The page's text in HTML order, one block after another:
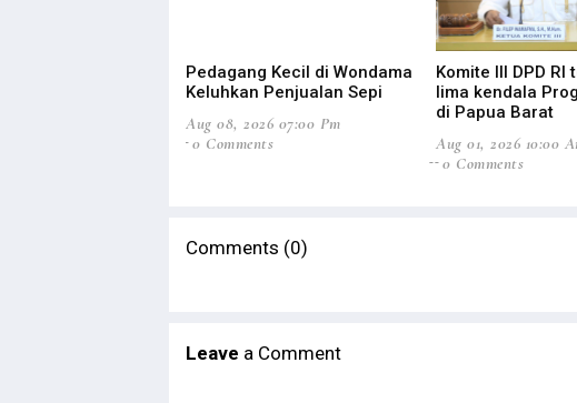
Pedagang Kecil di Wondama
Keluhkan Penjualan Sepi
Aug 08, 2026 07:00 Pm
0 Comments
Komite III DPD RI
lima kendala
di Papua Barat
Aug 01, 2026 10:00
0 Comments
Comments (0)
Leave a Comment